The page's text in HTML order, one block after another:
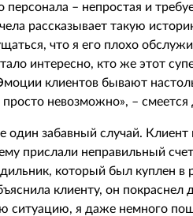
– непростая и
рассказывает такую
что я его плохо
интересно, кто же этот
клиентов бывают
невозможно», – смеется
один забавный случай. Клиент
прислали неправильный
который был куплен в
клиенту, он
ситуацию, я даже немного